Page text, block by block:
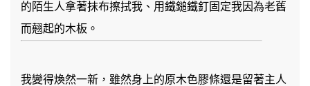
的陌生人拿著抹布擦拭我、用鐵鎚鐵釘固定我因為老舊
而翹起的木板。
我變得煥然一新，雖然身上的原木色膠條還是留著主人